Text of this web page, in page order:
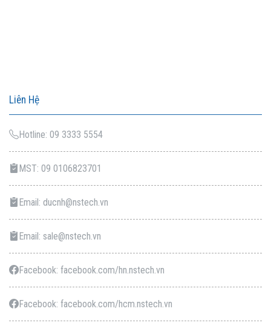
Liên Hệ
Hotline: 09 3333 5554
MST: 09 0106823701
Email: ducnh@nstech.vn
Email: sale@nstech.vn
Facebook: facebook.com/hn.nstech.vn
Facebook: facebook.com/hcm.nstech.vn